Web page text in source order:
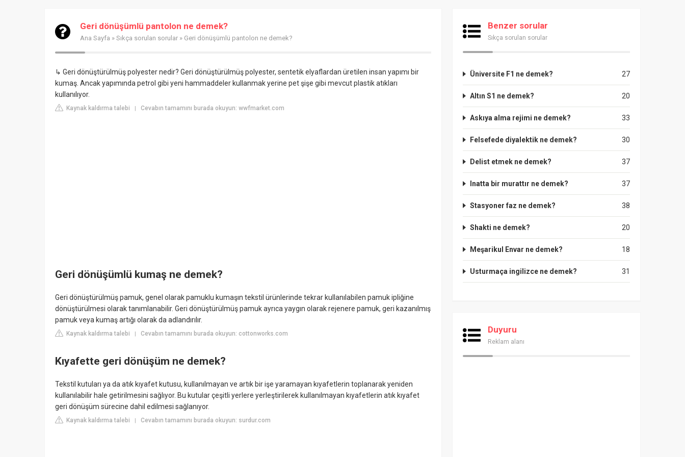
Geri dönüşümlü pantolon ne demek?
Ana Sayfa » Sıkça sorulan sorular » Geri dönüşümlü pantolon ne demek?
↳ Geri dönüştürülmüş polyester nedir? Geri dönüştürülmüş polyester, sentetik elyaflardan üretilen insan yapımı bir
kumaş. Ancak yapımında petrol gibi yeni hammaddeler kullanmak yerine pet şişe gibi mevcut plastik atıkları
kullanılıyor.
Kaynak kaldırma talebi | Cevabın tamamını burada okuyun: wwfmarket.com
Geri dönüşümlü kumaş ne demek?
Geri dönüştürülmüş pamuk, genel olarak pamuklu kumaşın tekstil ürünlerinde tekrar kullanılabilen pamuk ipliğine
dönüştürülmesi olarak tanımlanabilir. Geri dönüştürülmüş pamuk ayrıca yaygın olarak rejenere pamuk, geri kazanılmış
pamuk veya kumaş artığı olarak da adlandırılır.
Kaynak kaldırma talebi Cevabın tamamını burada okuyun: cottonworks.com
Kıyafette geri dönüşüm ne demek?
Tekstil kutuları ya da atık kıyafet kutusu, kullanılmayan ve artık bir işe yaramayan kıyafetlerin toplanarak yeniden
kullanılabilir hale getirilmesini sağlıyor. Bu kutular çeşitli yerlere yerleştirilerek kullanılmayan kıyafetlerin atık kıyafet
geri dönüşüm sürecine dahil edilmesi sağlanıyor.
Kaynak kaldırma talebi Cevabın tamamını burada okuyun: surdur.com
Benzer sorular
Sıkça sorulan sorular
27
Üniversite F1 ne demek?
20
Altın S1 ne demek?
33
Askıya alma rejimi ne demek?
30
Felsefede diyalektik ne demek?
37
Delist etmek ne demek?
37
Inatta bir murattır ne demek?
38
Stasyoner faz ne demek?
20
Shakti ne demek?
18
Meşarikul Envar ne demek?
31
Usturmaça ingilizce ne demek?
Duyuru
Reklam alanı